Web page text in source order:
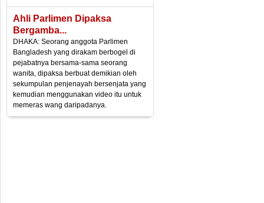
Ahli Parlimen Dipaksa
Bergamba...
DHAKA: Seorang anggota Parlimen
Bangladesh yang dirakam berbogel di
pejabatnya bersama-sama seorang
wanita, dipaksa berbuat demikian oleh
sekumpulan penjenayah bersenjata yang
kemudian menggunakan video itu untuk
memeras wang daripadanya.